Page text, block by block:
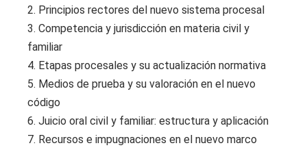
2. Principios rectores del nuevo sistema procesal
3. Competencia y jurisdicción en materia civil y
familiar
4. Etapas procesales y su actualización normativa
5. Medios de prueba y su valoración en el nuevo
código
6. Juicio oral civil y familiar: estructura y aplicación
7. Recursos e impugnaciones en el nuevo marco